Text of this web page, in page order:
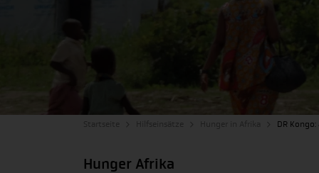
DR
Hunger Afrika